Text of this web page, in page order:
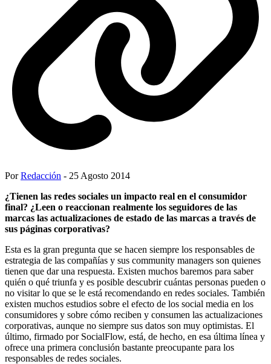
PorRedacción - 25 Agosto 2014
¿Tienen las redes sociales un impacto real en el consumidor
final? ¿Leen o reaccionan realmente los seguidores de las
marcas las actualizaciones de estado de las marcas a través de
sus páginas corporativas?
Esta es la gran pregunta que se hacen siempre los responsables de
estrategia de las compañías y sus community managers son quienes
tienen que dar una respuesta. Existen muchos baremos para saber
quién o qué triunfa y es posible descubrir cuántas personas pueden o
no visitar lo que se le está recomendando en redes sociales. También
existen muchos estudios sobre el efecto de los social media en los
consumidores y sobre cómo reciben y consumen las actualizaciones
corporativas, aunque no siempre sus datos son muy optimistas. El
último, firmado por SocialFlow, está, de hecho, en esa última línea y
ofrece una primera conclusión bastante preocupante para los
responsables de redes sociales.